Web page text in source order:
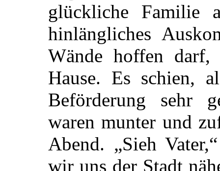
glückliche Familie
hinlängliches
Wände hoffen
Hause. Es schien,
Beförderung sehr
waren munter und
Abend. „Sieh
wir uns der Stadt